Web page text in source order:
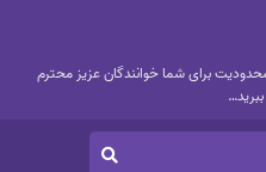
برای شما خوانندگان عزیز محترم